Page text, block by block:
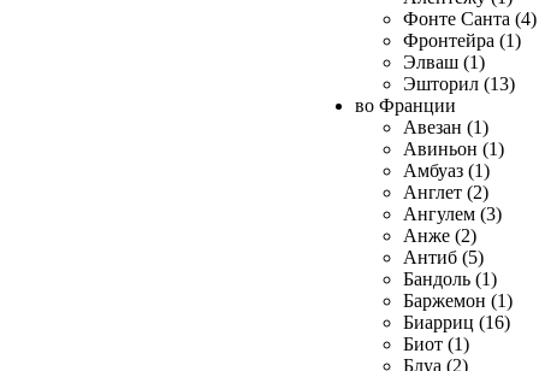
Фонте Санта (4)
Фронтейра (1)
Элваш (1)
Эшторил (13)
во Франции
Авезан (1)
Авиньон (1)
Амбуаз (1)
Англет (2)
Ангулем (3)
Анже (2)
Антиб (5)
Бандоль (1)
Баржемон (1)
Биарриц (16)
Биот (1)
Блуа (2)